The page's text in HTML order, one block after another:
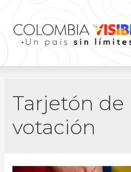
Tarjetón de
votación